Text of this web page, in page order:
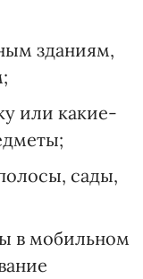
зданиям,
или какие-
сады,
в мобильном